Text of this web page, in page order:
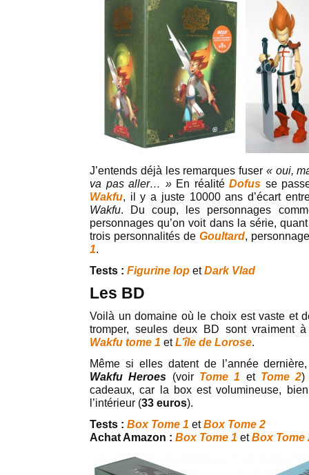
J’entends déjà les remarques fuser « oui,
va pas aller… »En réalitéDofus se
Wakfu, il y a juste 10000 ans d’écart
Wakfu. Du coup, les personnages
personnages qu’on voit dans la série,
trois personnalités de Goultard,
1.
Tests : Figurine Iop etDark Vlad
Les BD
Voilà un domaine où le choix est vaste et
tromper, seules deux BD sont vraiment
Wakfu tome 1 etL’île de Lorose.
Même si elles datent de l’année
Wakfu Heroes (voir Tome 1 et Tome 2)
cadeaux, car la box est volumineuse,
l’intérieur (33 euros).
Tests : Box Tome 1 etBox Tome 2
Achat Amazon : Box Tome 1 et Box Tome